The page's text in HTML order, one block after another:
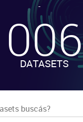
-
006
DATASETS